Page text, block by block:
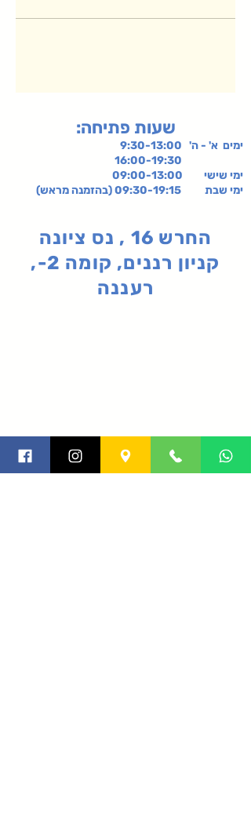
:שעות פתיחה
ימים א' - ה' 9:30-13:00
ימי שישי 09:00-13:00
ימי שבת 09:30-19:15 (בהזמנה מראש)
החרש 16 , נס ציונה
קניון רננים, קומה 2-,
רעננה
תקנון